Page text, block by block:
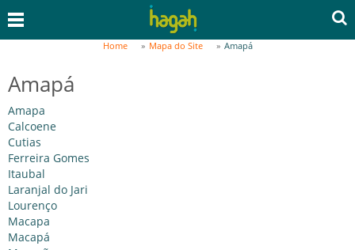
Home Mapa do Site Amapá
Amapá
Amapa
Calcoene
Cutias
Ferreira Gomes
Itaubal
Laranjal do Jari
Lourenço
Macapa
Macapá